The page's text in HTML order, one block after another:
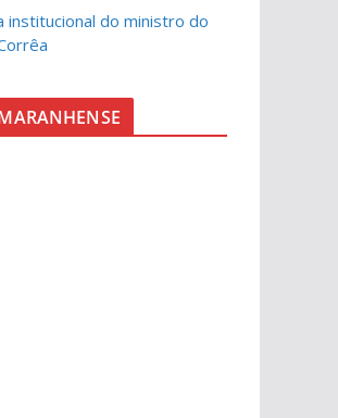
institucional do ministro do